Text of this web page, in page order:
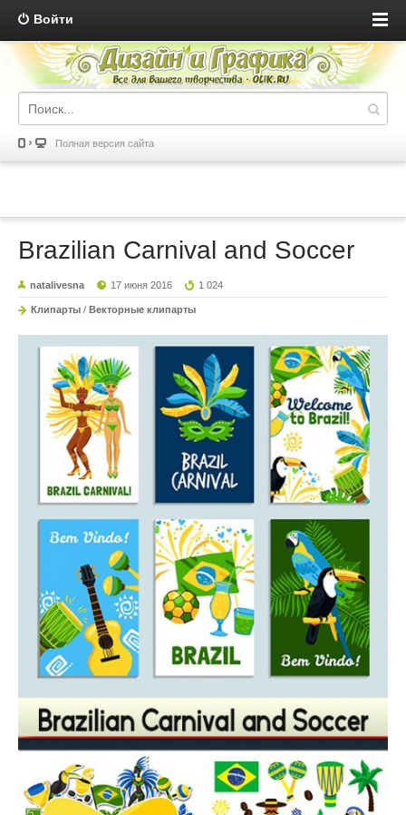
Войти
Полная версия сайта
Brazilian Carnival and Soccer
natalivesna 17 июня 2016 1 024
Клипарты / Векторные клипарты